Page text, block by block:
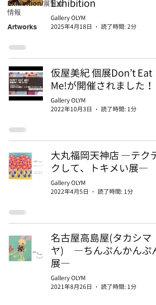
Exhibition/展覧会
情報
Artworks
Exhibition
Gallery OLYM
2025年4月18日
読了時間: 2分
仮屋美紀 個展Don’t Eat
Me!が開催されました！
Gallery OLYM
2022年10月3日
読了時間: 1分
大丸福岡天神店 ―テクテ
クして、トキメい展―
Gallery OLYM
2022年4月5日
読了時間: 1分
名古屋高島屋(タカシマ
ヤ) ―ちんぷんかんぷん
展―
Gallery OLYM
2021年8月26日
読了時間: 1分